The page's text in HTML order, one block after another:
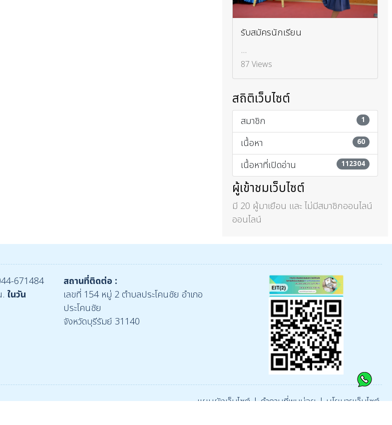
รับสมัครนักเรียน
...
87 Views
สถิติเว็บไซต์
สมาชิก 1
เนื้อหา 60
เนื้อหาที่เปิดอ่าน 112304
ผู้เข้าชมเว็บไซต์
มี 20 ผู้มาเยือน และ ไม่มีสมาชิกออนไลน์
ออนไลน์
671484
ในวัน
สถานที่ติดต่อ :
เลขที่ 154 หมู่ 2 ตำบลประโคนชัย อำเภอ
ประโคนชัย
จังหวัดบุรีรัมย์ 31140
แผนผังเว็บไซต์|คำถามที่พบบ่อย|นโยบายเว็บไซต์